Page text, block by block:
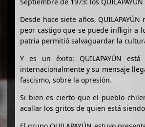
Desde hace siete años,
peor castigo que se puede infligir a
patria permitió salvaguardar la
Y es un éxito: QUILAPAYÚN
internacionalmente y su mensaje
fascismo, sobre la opresión.
Si bien es cierto que el pueblo
acallar los gritos de quien está